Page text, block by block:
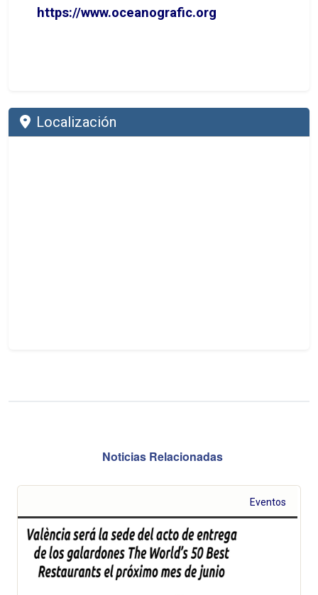
https://www.oceanografic.org
Localización
Noticias Relacionadas
Eventos